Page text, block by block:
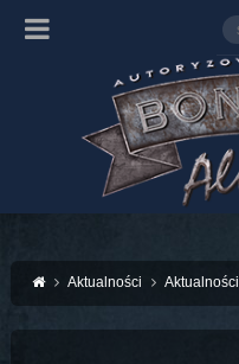
Aktualności Aktualności